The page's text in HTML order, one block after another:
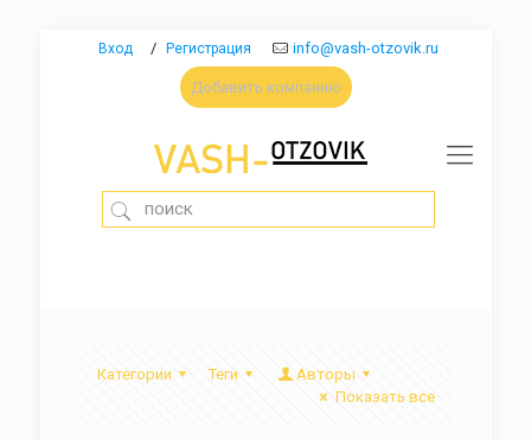
Вход / Регистрация info@vash-otzovik.ru
Добавить компанию
Категории Теги
Авторы
Показать все